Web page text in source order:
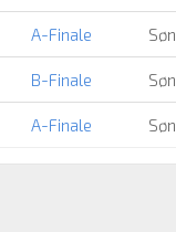
A-Finale Søn
B-Finale Søn
A-Finale Søn